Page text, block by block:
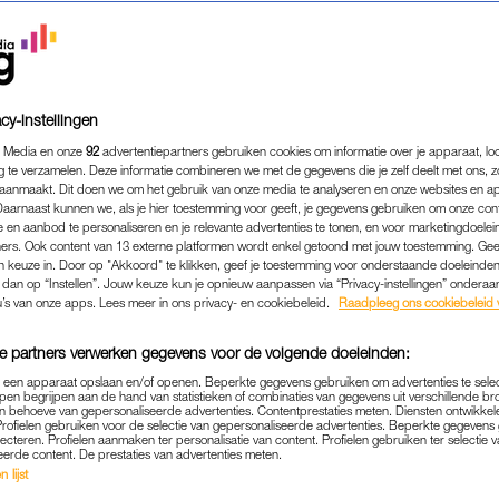
'DE AFFAIRE MET ZIJN
WAS AL GAANDE
WAREN VOOR ONS
SEX & RELATIES|BEDROGEN VROUW
23-06-2026 | ELLEN HENSBERGEN
dan een hevige verliefdheid of steady relatie,
instellingen
en onze 92 advertentiepartners gebruiken cookies om informatie over je apparaat,
te verzamelen. Deze informatie combineren we met de gegevens die je zelf deelt met ons,
Dit doen we om het gebruik van onze media te analyseren en onze websites en
kunnen we, als je hier toestemming voor geeft, je gegevens gebruiken om onze
en aanbod te personaliseren en je relevante advertenties te tonen, en voor
Ook content van 13 externe platformen wordt enkel getoond met jouw toestemming.
keuze in. Door op "Akkoord" te klikken, geef je toestemming voor onderstaande
op “Instellen”. Jouw keuze kun je opnieuw aanpassen via “Privacy-instellingen”
van onze apps. Lees meer in ons privacy- en cookiebeleid.
Raadpleeg ons cookiebeleid
partners verwerken gegevens voor de volgende doeleinden:
apparaat opslaan en/of openen. Beperkte gegevens gebruiken om advertenties te
begrijpen aan de hand van statistieken of combinaties van gegevens uit verschillende
behoeve van gepersonaliseerde advertenties. Contentprestaties meten. Diensten
gebruiken voor de selectie van gepersonaliseerde advertenties. Beperkte
Profielen aanmaken ter personalisatie van content. Profielen gebruiken ter selectie
content. De prestaties van advertenties meten.
lijst